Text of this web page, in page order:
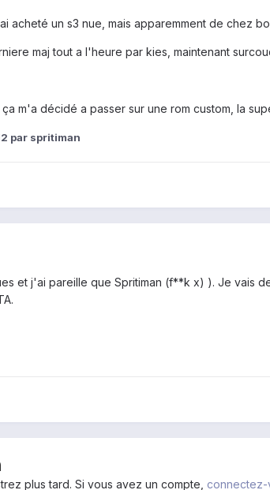
acheté un s3 nue, mais apparemment de chez
maj tout a l'heure par kies, maintenant
m'a décidé a passer sur une rom custom, la
par spritiman
et j'ai pareille que Spritiman (f**k x) ). Je vais
plus tard. Si vous avez un compte, connectez-